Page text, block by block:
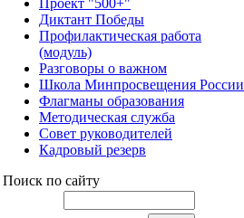
Диктант Победы
Профилактическая работа
(модуль)
Разговоры о важном
Школа Минпросвещения России
Флагманы образования
Методическая служба
Совет руководителей
Кадровый резерв
Поиск по сайту